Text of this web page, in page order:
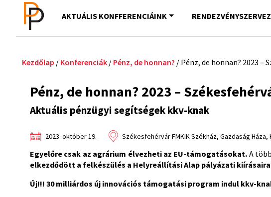
AKTUÁLIS KONFFERENCIÁINK
Kezdőlap / Konferenciák / Pénz, de honnan? / Pénz, de honnan? 2023 –
Pénz, de honnan? 2023 –
Aktuális pénzügyi segítségek kkv-knak
2023. október 19. Székesfehérvár FMKIK Székház, Gazdaság
Egyelőre csak az agrárium élvezheti az EU-támogatásokat. A
elkezdődött a felkészülés a Helyreállítási Alap pályázati
Új!!! 30 milliárdos új innovációs támogatási program indul kkv-